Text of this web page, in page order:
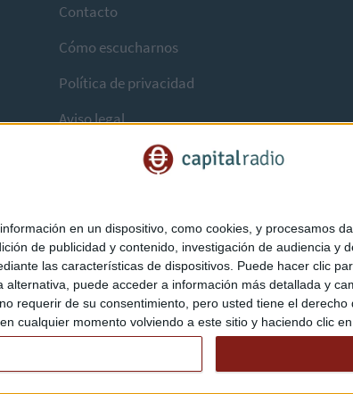
en un dispositivo, como cookies, y procesamos
de publicidad y contenido, investigación de audiencia y
las características de dispositivos. Puede hacer clic
puede acceder a información más detallada y
requerir de su consentimiento, pero usted tiene el
cualquier momento volviendo a este sitio y haciendo clic
Contacto
Cómo escucharnos
Política de privacidad
Aviso legal